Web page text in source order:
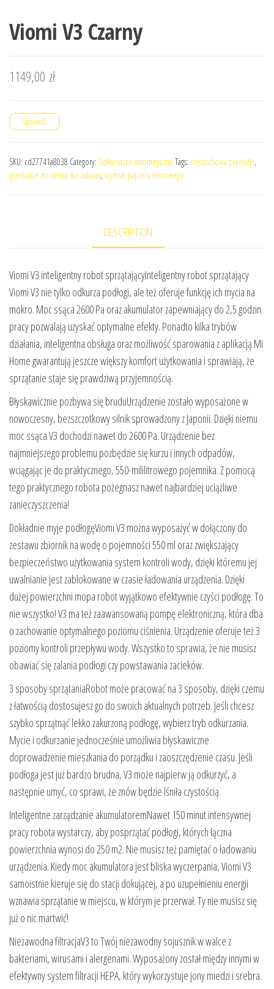
Viomi V3 Czarny
1149,00 zł
Sprawdź
SKU: cd27741a8038 Category: Odkurzacze automatyczne Tags: częstochowa pieczątki,
pieniądze do druku do zabawy, wydruk papieru firmowego
DESCRIPTION
Viomi V3 inteligentny robot sprzątającyInteligentny robot sprzątający
Viomi V3 nie tylko odkurza podłogi, ale też oferuje funkcję ich mycia na
mokro. Moc ssąca 2600 Pa oraz akumulator zapewniający do 2,5 godzin
pracy pozwalają uzyskać optymalne efekty. Ponadto kilka trybów
działania, inteligentna obsługa oraz możliwość sparowania z aplikacją Mi
Home gwarantują jeszcze większy komfort użytkowania i sprawiają, że
sprzątanie staje się prawdziwą przyjemnością.
Błyskawicznie pozbywa się bruduUrządzenie zostało wyposażone w
nowoczesny, bezszczotkowy silnik sprowadzony z Japonii. Dzięki niemu
moc ssąca V3 dochodzi nawet do 2600 Pa. Urządzenie bez
najmniejszego problemu pozbędzie się kurzu i innych odpadów,
wciągając je do praktycznego, 550-mililitrowego pojemnika. Z pomocą
tego praktycznego robota pożegnasz nawet najbardziej uciążliwe
zanieczyszczenia!
Dokładnie myje podłogęViomi V3 można wyposażyć w dołączony do
zestawu zbiornik na wodę o pojemności 550 ml oraz zwiększający
bezpieczeństwo użytkowania system kontroli wody, dzięki któremu jej
uwalnianie jest zablokowane w czasie ładowania urządzenia. Dzięki
dużej powierzchni mopa robot wyjątkowo efektywnie czyści podłogę. To
nie wszystko! V3 ma też zaawansowaną pompę elektroniczną, która dba
o zachowanie optymalnego poziomu ciśnienia. Urządzenie oferuje też 3
poziomy kontroli przepływu wody. Wszystko to sprawia, że nie musisz
obawiać się zalania podłogi czy powstawania zacieków.
3 sposoby sprzątaniaRobot może pracować na 3 sposoby, dzięki czemu
z łatwością dostosujesz go do swoich aktualnych potrzeb. Jeśli chcesz
szybko sprzątnąć lekko zakurzoną podłogę, wybierz tryb odkurzania.
Mycie i odkurzanie jednocześnie umożliwia błyskawiczne
doprowadzenie mieszkania do porządku i zaoszczędzenie czasu. Jeśli
podłoga jest już bardzo brudna, V3 może najpierw ją odkurzyć, a
następnie umyć, co sprawi, że znów będzie lśniła czystością.
Inteligentne zarządzanie akumulatoremNawet 150 minut intensywnej
pracy robota wystarczy, aby posprzątać podłogi, których łączna
powierzchnia wynosi do 250 m2. Nie musisz też pamiętać o ładowaniu
urządzenia. Kiedy moc akumulatora jest bliska wyczerpania, Viomi V3
samoistnie kieruje się do stacji dokującej, a po uzupełnieniu energii
wznawia sprzątanie w miejscu, w którym je przerwał. Ty nie musisz się
już o nic martwić!
Niezawodna filtracjaV3 to Twój niezawodny sojusznik w walce z
bakteriami, wirusami i alergenami. Wyposażony został między innymi w
efektywny system filtracji HEPA, który wykorzystuje jony miedzi i srebra.